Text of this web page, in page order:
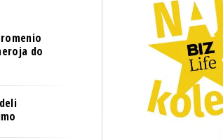
BANKE
TECH I AI
BIZNIS & SPORT
USAVRŠAVANJE
KNOW-HOW
STIL
WELLBEING
OSIGURANJE
TECH I AI
PULS REGIONA
KNOW-HOWWELLBEING
do